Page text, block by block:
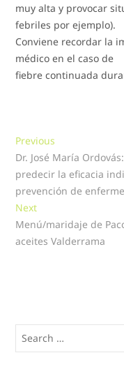
muy alta y provocar
febriles por ejemplo).
Conviene recordar la
médico en el caso de
fiebre continuada
Navegación
de
entradas
Previous
post:
Dr. José María
predecir la eficacia
prevención de
NextNext
post:
Menú/maridaje de
aceites Valderrama